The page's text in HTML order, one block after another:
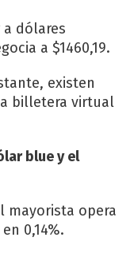
dólares
a $1460,19.
existen
billetera virtual
blue y el
mayorista opera
0,14%.